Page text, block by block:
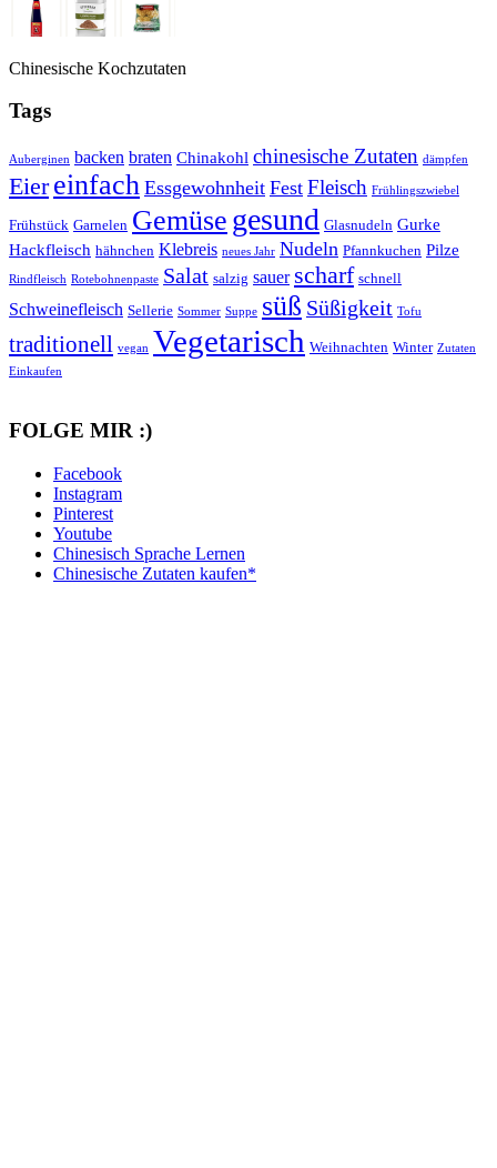
Chinesische Kochzutaten
Tags
Auberginen backen braten Chinakohl chinesische Zutaten dämpfen
Eier einfach Essgewohnheit Fest Fleisch Frühlingszwiebel
Frühstück Garnelen Gemüse gesund Glasnudeln Gurke
Hackfleisch hähnchen Klebreis neues Jahr Nudeln Pfannkuchen Pilze
Rindfleisch Rotebohnenpaste Salat salzig sauer scharf schnell
Schweinefleisch Sellerie Sommer Suppe süß Süßigkeit Tofu
traditionell vegan Vegetarisch Weihnachten Winter Zutaten
Einkaufen
FOLGE MIR :)
Facebook
Instagram
Pinterest
Youtube
Chinesisch Sprache Lernen
Chinesische Zutaten kaufen*